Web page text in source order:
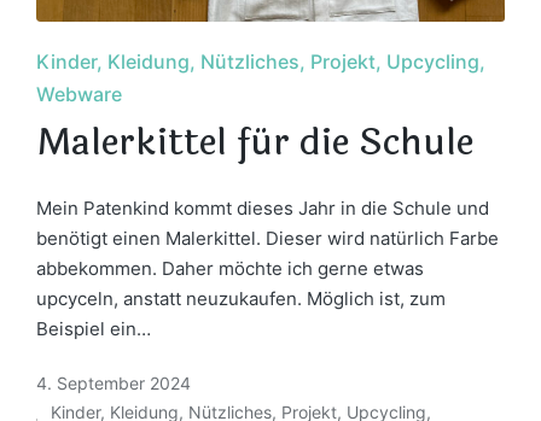
Posted
in
Kinder Kleidung Nützliches Projekt Upcycling
Webware
Malerkittel für die Schule
Mein Patenkind kommt dieses Jahr in die Schule und
benötigt einen Malerkittel. Dieser wird natürlich Farbe
abbekommen. Daher möchte ich gerne etwas
upcyceln, anstatt neuzukaufen. Möglich ist, zum
Beispiel ein…
4. September 2024
Kinder, Kleidung, Nützliches, Projekt, Upcycling,